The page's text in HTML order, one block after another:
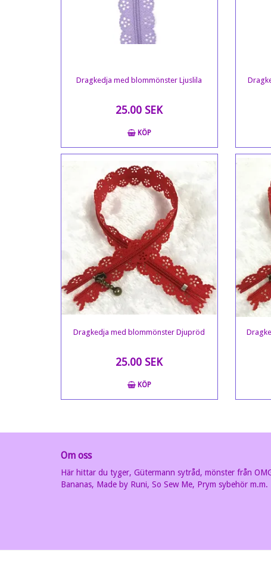
Dragkedja med blommönster Ljuslila
25.00 SEK
KÖP
Dragkedja med blommönster Djupröd
25.00 SEK
KÖP
Om oss
Här hittar du tyger, Gütermann sytråd, mönster från
Bananas, Made by Runi, So Sew Me, Prym sybehör m.m.